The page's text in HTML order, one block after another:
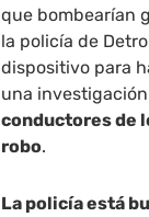
que bombearían
la policía de
dispositivo para
una
conductores de
robo.
La policía está